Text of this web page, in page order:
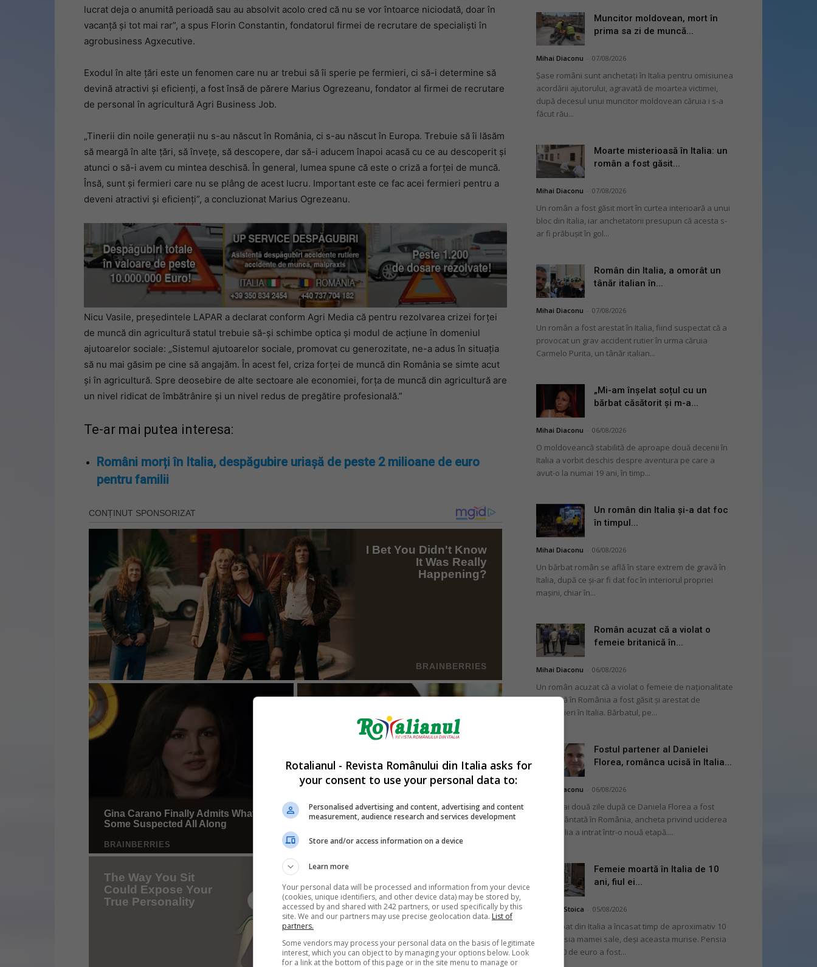
Italia
lu­crat deja o anumită perioadă sau au absolvit acolo cred că nu se vor întoarce niciodată, doar în
vacanţă şi tot mai rar”, a spus Florin Constantin, fondatorul firmei de recrutare de specialişti în
agrobusiness Agxecutive.
Exodul în alte ţări este un fenomen care nu ar trebui să îi sperie pe fermieri, ci să-i determine să
devină atractivi şi eficienţi, a fost însă de părere Marius Ogrezeanu, fondator al firmei de recrutare
de personal în agricultură Agri Business Job.
„Tinerii din noile generaţii nu s-au năs­cut în România, ci s-au născut în Europa. Trebuie să îi lăsăm
să meargă în alte ţări, să înveţe, să descopere, dar să-i aducem înapoi acasă cu ce au descoperit şi
atunci o să-i a­vem cu mintea deschisă. În general, lu­mea spune că este o criză a forţei de muncă.
Însă, sunt şi fermieri care nu se plâng de acest lucru. Important este ce fac acei fer­mieri pentru a
deveni atractivi şi eficienţi”, a concluzionat Marius Ogrezeanu.
Nicu Vasile, preşedintele LAPAR a declarat conform Agri Media că pentru rezolvarea crizei forţei
de muncă din agricultură statul trebuie să-şi schimbe optica şi modul de acţiune în domeniul
ajutoarelor sociale: „Sistemul ajutoarelor sociale, promovat cu generozitate, ne-a adus în situaţia
să nu mai găsim pe cine să angajăm. În acest fel, criza forţei de muncă din România se simte acut
şi în agricultură. Spre deosebire de alte sectoare ale economiei, forţa de muncă din agricultură are
un nivel ridicat de îmbătrânire şi un nivel redus de pregătire profesională.”
Te-ar mai putea interesa:
Români morți în Italia, despăgubire uriașă de peste 2 milioane de euro
pentru familii
Muncitor moldovean, mort în
prima sa zi de muncă...
Mihai Diaconu 07/08/2026
Șase români sunt anchetați în Italia pentru omisiunea
acordării ajutorului, agravată de moartea victimei,
după decesul unui muncitor moldovean căruia i s-a
făcut rău...
Moarte misterioasă în Italia: un
român a fost găsit...
Mihai Diaconu 07/08/2026
Un român a fost găsit mort în curtea interioară a unui
bloc din Italia, iar anchetatorii presupun că acesta s-
ar fi prăbușit în gol...
Român din Italia, a omorât un
tânăr italian în...
Mihai Diaconu 07/08/2026
Un român a fost arestat în Italia, fiind suspectat că a
provocat un grav accident rutier în urma căruia
Carmelo Purita, un tânăr italian...
„Mi-am înșelat soțul cu un
bărbat căsătorit și m-a...
Mihai Diaconu 06/08/2026
O moldoveancă stabilită de aproape două decenii în
Italia a vorbit deschis despre aventura pe care a
avut-o la numai 19 ani, în timp...
Un român din Italia și-a dat foc
în timpul...
Mihai Diaconu 06/08/2026
Un bărbat român se află în stare extrem de gravă în
Italia, după ce și-ar fi dat foc în interiorul propriei
mașini, chiar în...
Român acuzat că a violat o
femeie britanică în...
Mihai Diaconu 06/08/2026
Un român acuzat că a violat o femeie de naționalitate
britanică în România a fost găsit și arestat de
carabinieri în Italia. Bărbatul, pe...
Fostul partener al Danielei
Florea, românca ucisă în Italia...
Mihai Diaconu 06/08/2026
La numai două zile după ce Daniela Florea a fost
înmormântată în România, ancheta privind uciderea
sa în Italia a intrat într-o nouă etapă....
Femeie moartă în Italia de 10
ani, fiul ei...
Daniela Stoica 05/08/2026
Un bărbat din Italia a încasat timp de aproximativ 10
ani pensia mamei sale, deși aceasta murise. Pensia
de 2.000 de euro a fost...
Rotalianul - Revista Românului din Italia asks for
your consent to use your personal data to:
Personalised advertising and content, advertising and content
measurement, audience research and services development
Store and/or access information on a device
Learn more
Your personal data will be processed and information from your device
(cookies, unique identifiers, and other device data) may be stored by,
accessed by and shared with 242 partners, or used specifically by this
site. We and our partners may use precise geolocation data. List of
partners.
Some vendors may process your personal data on the basis of legitimate
interest, which you can object to by managing your options below. Look
for a link at the bottom of this page or in the site menu to manage or